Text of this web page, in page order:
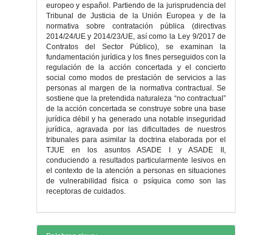
europeo y español. Partiendo de la jurisprudencia del
Tribunal de Justicia de la Unión Europea y de la
normativa sobre contratación pública (directivas
2014/24/UE y 2014/23/UE, así como la Ley 9/2017 de
Contratos del Sector Público), se examinan la
fundamentación jurídica y los fines perseguidos con la
regulación de la acción concertada y el concierto
social como modos de prestación de servicios a las
personas al margen de la normativa contractual. Se
sostiene que la pretendida naturaleza “no contractual”
de la acción concertada se construye sobre una base
jurídica débil y ha generado una notable inseguridad
jurídica, agravada por las dificultades de nuestros
tribunales para asimilar la doctrina elaborada por el
TJUE en los asuntos ASADE I y ASADE II,
conduciendo a resultados particularmente lesivos en
el contexto de la atención a personas en situaciones
de vulnerabilidad física o psíquica como son las
receptoras de cuidados.